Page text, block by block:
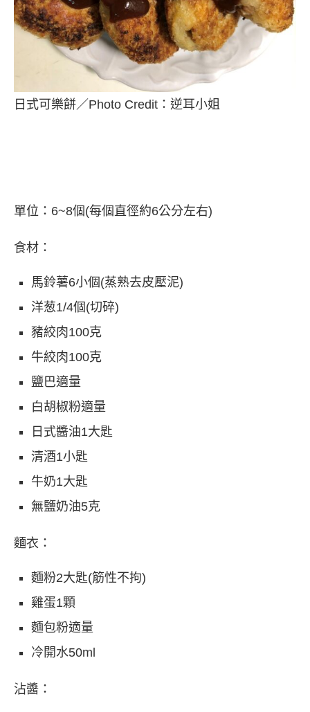
日式可樂餅／Photo Credit：逆耳小姐
單位：6~8個(每個直徑約6公分左右)
食材：
馬鈴薯6小個(蒸熟去皮壓泥)
洋葱1/4個(切碎)
豬絞肉100克
牛絞肉100克
鹽巴適量
白胡椒粉適量
日式醬油1大匙
清酒1小匙
牛奶1大匙
無鹽奶油5克
麵衣：
麵粉2大匙(筋性不拘)
雞蛋1顆
麵包粉適量
冷開水50ml
沾醬：